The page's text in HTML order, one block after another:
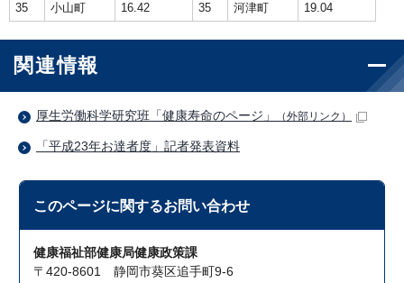
35
小山町 16.42 35 河津町 19.04
関連情報
厚生労働科学研究班「健康寿命のページ」 （外部リンク）
「平成23年お達者度」記者発表資料
このページに関するお問い合わせ
健康福祉部健康局健康政策課
〒420-8601 静岡市葵区追手町9-6